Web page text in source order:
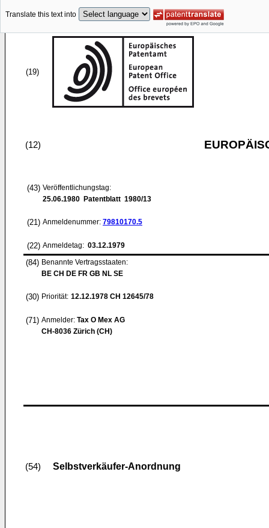
Translate this text into
(19)
(12)
(43) Veröffentlichungstag:
25.06.1980 Patentblatt 1980/13
(21) Anmeldenummer: 79810170.5
(22) Anmeldetag: 03.12.1979
(84) Benannte Vertragsstaaten:
BE CH DE FR GB NL SE
(30) Priorität: 12.12.1978 CH 12645/78
(71) Anmelder: Tax O Mex AG
CH-8036 Zürich (CH)
(54) Selbstverkäufer-Anordnung